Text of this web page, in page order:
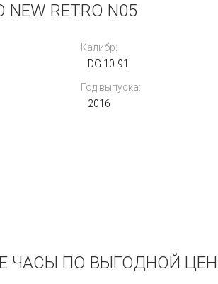
RETRO N05
Калибр:
DG 10-91
Год выпуска:
2016
ЧАСЫ ПО ВЫГОДНОЙ